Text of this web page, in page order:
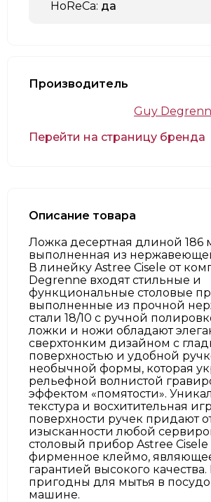
HoReCa: да
Производитель
Guy
Перейти на страницу бренда
Описание товара
Ложка десертная длиной 186
выполненная из
В линейку Astree Cisele от
Degrenne входят стильные и
функциональные столовые
выполненные из прочной
стали 18/10 с ручной
ложки и ножи обладают
сверхтонким дизайном с
поверхностью и удобной
необычной формы, которая
рельефной волнистой
эффектом «помятости».
текстура и восхитительная
поверхности ручек придают
изысканности любой
столовый прибор Astree
фирменное клеймо,
гарантией высокого
пригодны для мытья в
машине.